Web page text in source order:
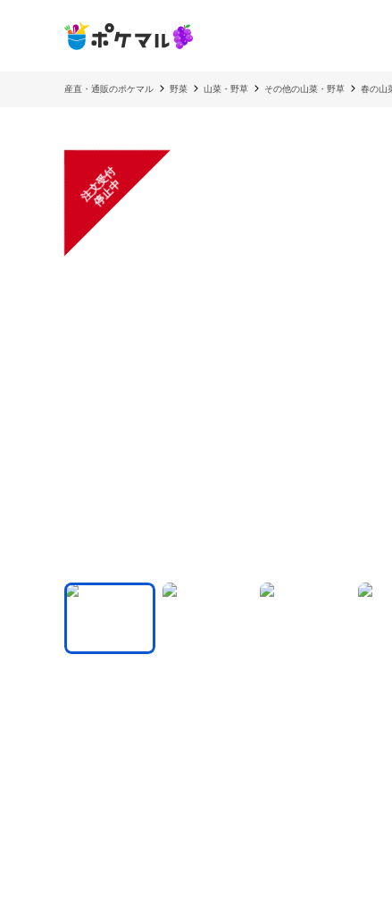
産直・通販のポケマル 野菜 山菜・野草 その他の山菜・野草 春の山
注
文
受
付
停
止
中